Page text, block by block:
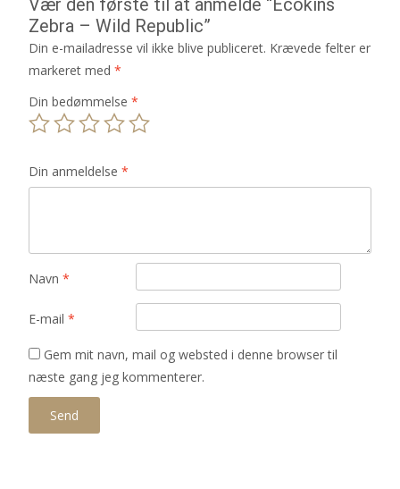
Zebra – Wild Republic”
Din e-mailadresse vil ikke blive publiceret. Krævede felter er
markeret med *
Din bedømmelse *
Din anmeldelse *
Navn *
E-mail *
Gem mit navn, mail og websted i denne browser til
næste gang jeg kommenterer.